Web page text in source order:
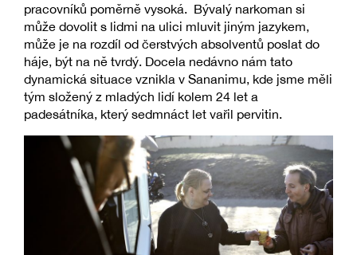
pracovníků poměrně vysoká. Bývalý narkoman si
může dovolit s lidmi na ulici mluvit jiným jazykem,
může je na rozdíl od čerstvých absolventů poslat do
háje, být na ně tvrdý. Docela nedávno nám tato
dynamická situace vznikla v Sananimu, kde jsme měli
tým složený z mladých lidí kolem 24 let a
padesátníka, který sedmnáct let vařil pervitin.